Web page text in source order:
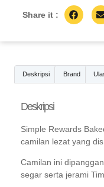
Share it :
Deskripsi Brand
Deskripsi
Simple Rewards
camilan lezat yang
Camilan ini
segar serta jerami